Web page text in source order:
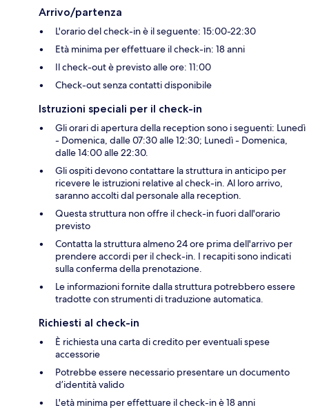
Arrivo/partenza
L'orario del check-in è il seguente: 15:00-22:30
Età minima per effettuare il check-in: 18 anni
Il check-out è previsto alle ore: 11:00
Check-out senza contatti disponibile
Istruzioni speciali per il check-in
Gli orari di apertura della reception sono i seguenti: Lunedì
- Domenica, dalle 07:30 alle 12:30; Lunedì - Domenica,
dalle 14:00 alle 22:30.
Gli ospiti devono contattare la struttura in anticipo per
ricevere le istruzioni relative al check-in. Al loro arrivo,
saranno accolti dal personale alla reception.
Questa struttura non offre il check-in fuori dall'orario
previsto
Contatta la struttura almeno 24 ore prima dell'arrivo per
prendere accordi per il check-in. I recapiti sono indicati
sulla conferma della prenotazione.
Le informazioni fornite dalla struttura potrebbero essere
tradotte con strumenti di traduzione automatica.
Richiesti al check-in
È richiesta una carta di credito per eventuali spese
accessorie
Potrebbe essere necessario presentare un documento
d’identità valido
L'età minima per effettuare il check-in è 18 anni